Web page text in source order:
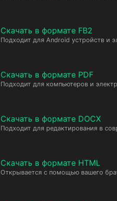
Скачать в формате FB2
Подходит для Android устройств и
Скачать в формате PDF
Подходит для компьютеров и
Скачать в формате DOCX
Подходит для редактирования в
Скачать в формате HTML
Открывается с помощью вашего